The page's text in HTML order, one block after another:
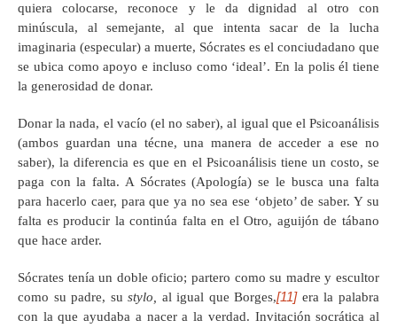
quiera colocarse, reconoce y le da dignidad al otro con
minúscula, al semejante, al que intenta sacar de la lucha
imaginaria (especular) a muerte, Sócrates es el conciudadano que
se ubica como apoyo e incluso como ‘ideal’. En la polis él tiene
la generosidad de donar.
Donar la nada, el vacío (el no saber), al igual que el Psicoanálisis
(ambos guardan una técne, una manera de acceder a ese no
saber), la diferencia es que en el Psicoanálisis tiene un costo, se
paga con la falta. A Sócrates (Apología) se le busca una falta
para hacerlo caer, para que ya no sea ese ‘objeto’ de saber. Y su
falta es producir la continúa falta en el Otro, aguijón de tábano
que hace arder.
Sócrates tenía un doble oficio; partero como su madre y escultor
como su padre, sustylo, al igual que Borges,[11]era la palabra
con la que ayudaba a nacer a la verdad. Invitación socrática al